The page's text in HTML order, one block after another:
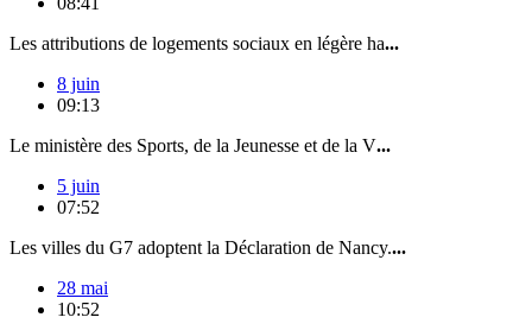
Les attributions de logements sociaux en légère ha...
8 juin
09:13
Le ministère des Sports, de la Jeunesse et de la V...
5 juin
07:52
Les villes du G7 adoptent la Déclaration de Nancy....
28 mai
10:52